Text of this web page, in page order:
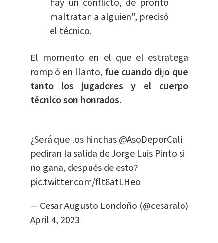
hay un conflicto, de pronto
maltratan a alguien", precisó
el técnico.
El momento en el que el estratega
rompió en llanto, fue cuando dijo que
tanto los jugadores y el cuerpo
técnico son honrados.
¿Será que los hinchas@AsoDeporCali
pedirán la salida de Jorge Luis Pinto si
no gana, después de esto?
pic.twitter.com/flt8atLHeo
— Cesar Augusto Londoño (@cesaralo)
April 4, 2023